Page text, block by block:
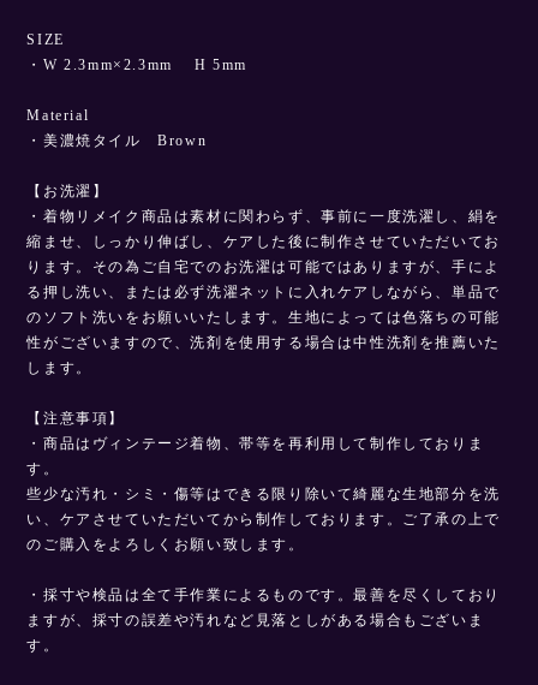
SIZE
・W 2.3mm×2.3mm H 5mm
Material
・美濃焼タイル Brown
【お洗濯】
・着物リメイク商品は素材に関わらず、事前に一度洗濯し、絹を
縮ませ、しっかり伸ばし、ケアした後に制作させていただいてお
ります。その為ご自宅でのお洗濯は可能ではありますが、手によ
る押し洗い、または必ず洗濯ネットに入れケアしながら、単品で
のソフト洗いをお願いいたします。生地によっては色落ちの可能
性がございますので、洗剤を使用する場合は中性洗剤を推薦いた
します。
【注意事項】
・商品はヴィンテージ着物、帯等を再利用して制作しておりま
す。
些少な汚れ・シミ・傷等はできる限り除いて綺麗な生地部分を洗
い、ケアさせていただいてから制作しております。ご了承の上で
のご購入をよろしくお願い致します。
・採寸や検品は全て手作業によるものです。最善を尽くしており
ますが、採寸の誤差や汚れなど見落としがある場合もございま
す。